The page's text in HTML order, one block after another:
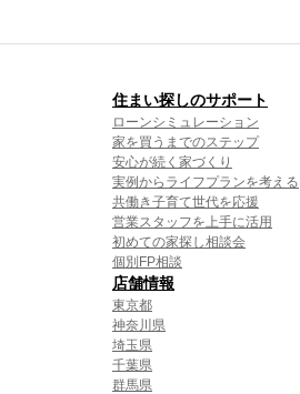
住まい探しのサポート
ローンシミュレーション
家を買うまでのステップ
安心が続く家づくり
実例からライフプランを考える
共働き子育て世代を応援
営業スタッフを上手に活用
初めての家探し相談会
個別FP相談
店舗情報
東京都
神奈川県
埼玉県
千葉県
群馬県